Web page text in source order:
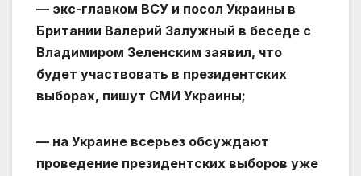
— экс-главком ВСУ и посол Украины в
Британии Валерий Залужный в беседе с
Владимиром Зеленским заявил, что
будет участвовать в президентских
выборах, пишут СМИ Украины;
— на Украине всерьез обсуждают
проведение президентских выборов уже